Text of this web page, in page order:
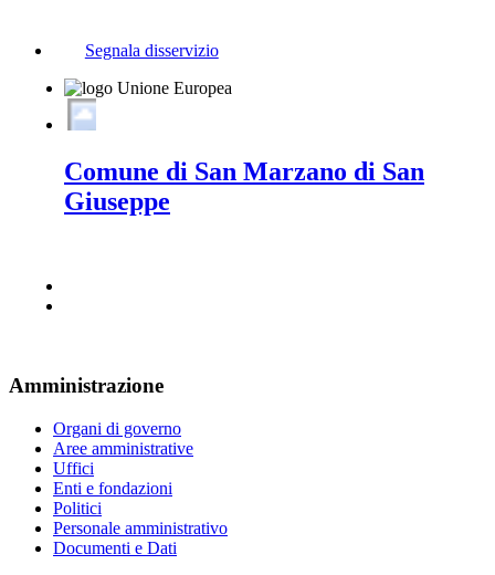
Segnala disservizio
Comune di San Marzano di San
Giuseppe
Amministrazione
Organi di governo
Aree amministrative
Uffici
Enti e fondazioni
Politici
Personale amministrativo
Documenti e Dati